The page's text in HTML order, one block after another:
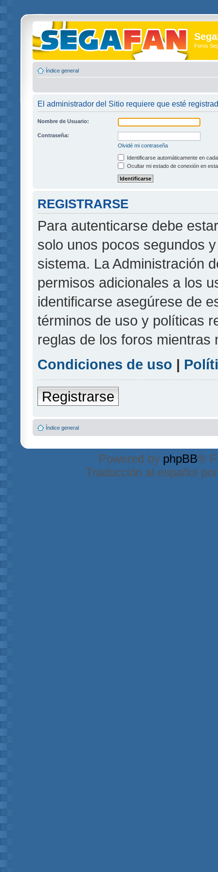
Foros
Índice general
El administrador del Sitio requiere que esté
Nombre de Usuario:
Contraseña:
Olvidé mi contraseña
Identificarse automáticamente en
Ocultar mi estado de conexión en
REGISTRARSE
Para autenticarse debe
solo unos pocos segundos
sistema. La Administración
permisos adicionales a los
identificarse asegúrese de
términos de uso y políticas
reglas de los foros mientras
Condiciones de uso |
Registrarse
Índice general
Powered by phpBB®
Traducción al español